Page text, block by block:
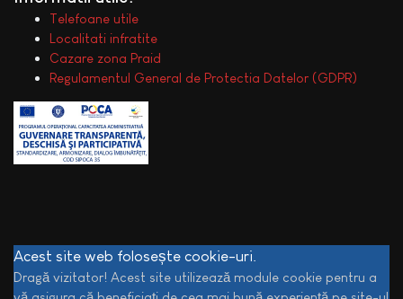
Telefoane utile
Localitati infratite
Cazare zona Praid
Regulamentul General de Protectia Datelor (GDPR)
Acest site web folosește cookie-uri.
Dragă vizitator! Acest site utilizează module cookie pentru a